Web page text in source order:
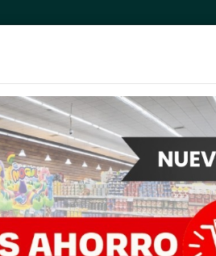
FIGHIERA GENERAL LAGOS POLICIALES